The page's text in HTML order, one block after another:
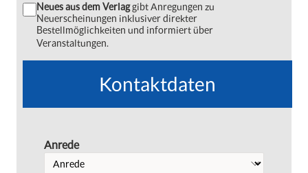
Neues aus dem Verlaggibt Anregungen zu
Neuerscheinungen inklusiver direkter
Bestellmöglichkeiten und informiert über
Veranstaltungen.
Kontaktdaten
Anrede